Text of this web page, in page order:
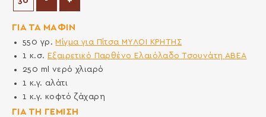
ΓΙΑ ΤΑ ΜΑΦΙΝ
550 γρ.Μίγμα για Πίτσα ΜΥΛΟΙ ΚΡΗΤΗΣ
1 κ.σ. Εξαιρετικό Παρθένο Ελαιόλαδο Τσουνάτη ΑΒΕΑ
250 ml νερό χλιαρό
1 κ.γ. αλάτι
1 κ.γ. κοφτό ζάχαρη
ΓΙΑ ΤΗ ΓΕΜΙΣΗ